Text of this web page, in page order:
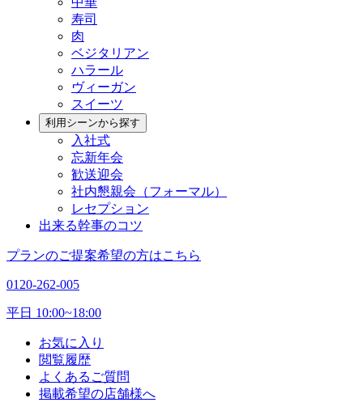
寿司
肉
ベジタリアン
ハラール
ヴィーガン
スイーツ
利用シーンから探す
入社式
忘新年会
歓送迎会
社内懇親会（フォーマル）
レセプション
出来る幹事のコツ
プランのご提案希望の方はこちら
0120-262-005
平日 10:00~18:00
お気に入り
閲覧履歴
よくあるご質問
掲載希望の店舗様へ